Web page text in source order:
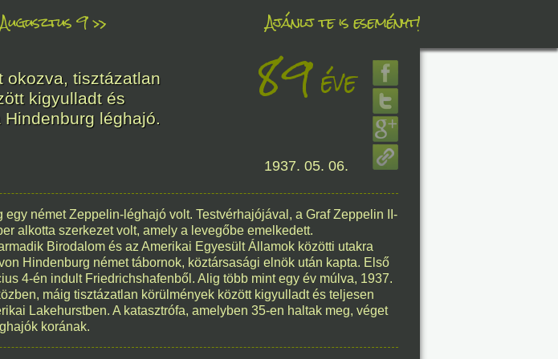
Augusztus 9» Ajánlj te is eseményt!
160
szólj hozzá!
nappal
81éve
szólj hozzá!
1945. 08. 09.
1676éve
okozva, tisztázatlan
kigyulladt és
léghajó.
89éve
1937. 05. 06.
egy német Zeppelin-léghajó volt. Testvérhajójával, a Graf Zeppelin II-
alkotta szerkezet volt, amely a levegőbe emelkedett.
Birodalom és az Amerikai Egyesült Államok közötti utakra
Hindenburg német tábornok, köztársasági elnök után kapta. Első
4-én indult Friedrichshafenből. Alig több mint egy év múlva, 1937.
máig tisztázatlan körülmények között kigyulladt és teljesen
Lakehurstben. A katasztrófa, amelyben 35-en haltak meg, véget
korának.